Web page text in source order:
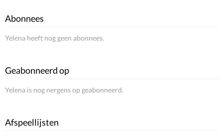
Abonnees
Yelena heeft nog geen abonnees.
Geabonneerd op
Yelena is nog nergens op geabonneerd.
Afspeellijsten